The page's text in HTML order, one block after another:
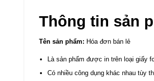
Thông tin sản
Tên sản phẩm: Hóa đơn bán lẻ
Là sản phẩm được in trên loại giấy
Có nhiều công dụng khác nhau tùy